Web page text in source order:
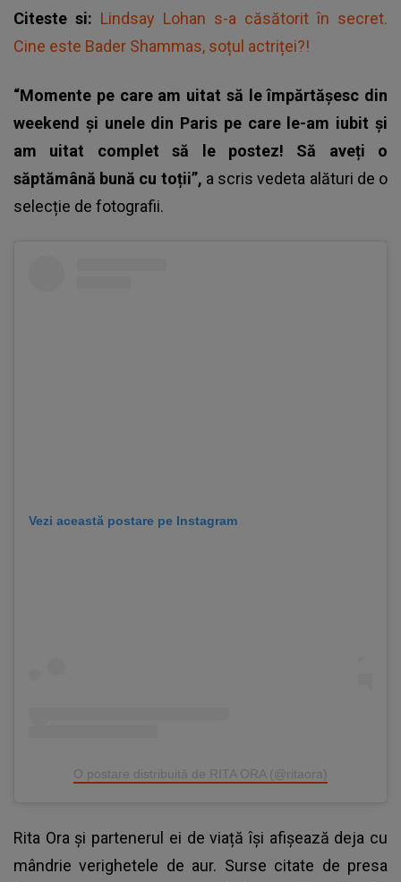
Citeste si: Lindsay Lohan s-a căsătorit în secret.
Cine este Bader Shammas, soțul actriței?!
“Momente pe care am uitat să le împărtășesc din
weekend și unele din Paris pe care le-am iubit și
am uitat complet să le postez! Să aveți o
săptămână bună cu toții”, a scris vedeta alături de o
selecție de fotografii.
Vezi această postare pe Instagram
O postare distribuită de RITA ORA (@ritaora)
Rita Ora și partenerul ei de viață își afișează deja cu
mândrie verighetele de aur. Surse citate de presa